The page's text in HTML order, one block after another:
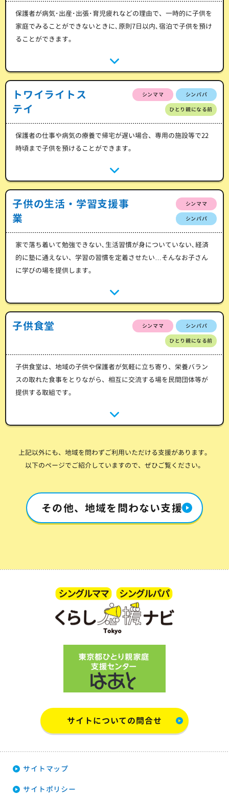
保護者が病気･出産･出張･育児疲れなどの理由で、一時的に子供を
家庭でみることができないときに､原則7日以内､宿泊で子供を預け
ることができます。
トワイライトス
テイ
シンママ シンパパ
ひとり親になる前
保護者の仕事や病気の療養で帰宅が遅い場合、専用の施設等で22
時頃まで子供を預けることができます。
子供の生活・学習支援事
業
シンママ
シンパパ
家で落ち着いて勉強できない､生活習慣が身についていない､経済
的に塾に通えない、学習の習慣を定着させたい…そんなお子さん
に学びの場を提供します。
子供食堂 シンママ シンパパ
ひとり親になる前
子供食堂は、地域の子供や保護者が気軽に立ち寄り、栄養バラン
スの取れた食事をとりながら、相互に交流する場を民間団体等が
提供する取組です。
上記以外にも、地域を問わずご利用いただける支援があります。
以下のページでご紹介していますので、ぜひご覧ください。
その他、地域を問わない支援
サイトについての問合せ
サイトマップ
サイトポリシー